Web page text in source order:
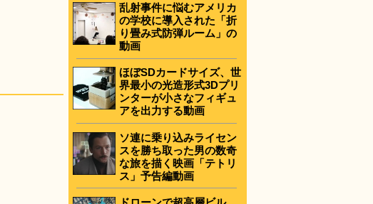
乱射事件に悩むアメリカ
の学校に導入された「折
り畳み式防弾ルーム」の
動画
ほぼSDカードサイズ、世
界最小の光造形式3Dプリ
ンターが小さなフィギュ
アを出力する動画
ソ連に乗り込みライセン
スを勝ち取った男の数奇
な旅を描く映画「テトリ
ス」予告編動画